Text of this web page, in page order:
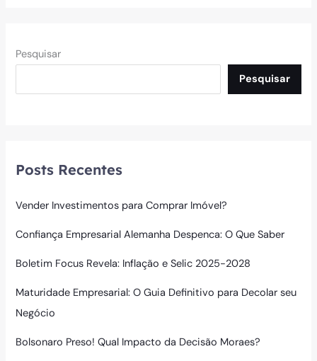
Pesquisar
Pesquisar
Posts Recentes
Vender Investimentos para Comprar Imóvel?
Confiança Empresarial Alemanha Despenca: O Que Saber
Boletim Focus Revela: Inflação e Selic 2025-2028
Maturidade Empresarial: O Guia Definitivo para Decolar seu
Negócio
Bolsonaro Preso! Qual Impacto da Decisão Moraes?